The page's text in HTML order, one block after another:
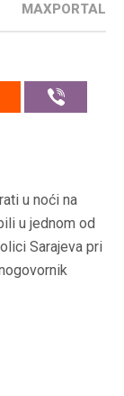
MAXPORTAL
u noći na
u jednom od
Sarajeva pri